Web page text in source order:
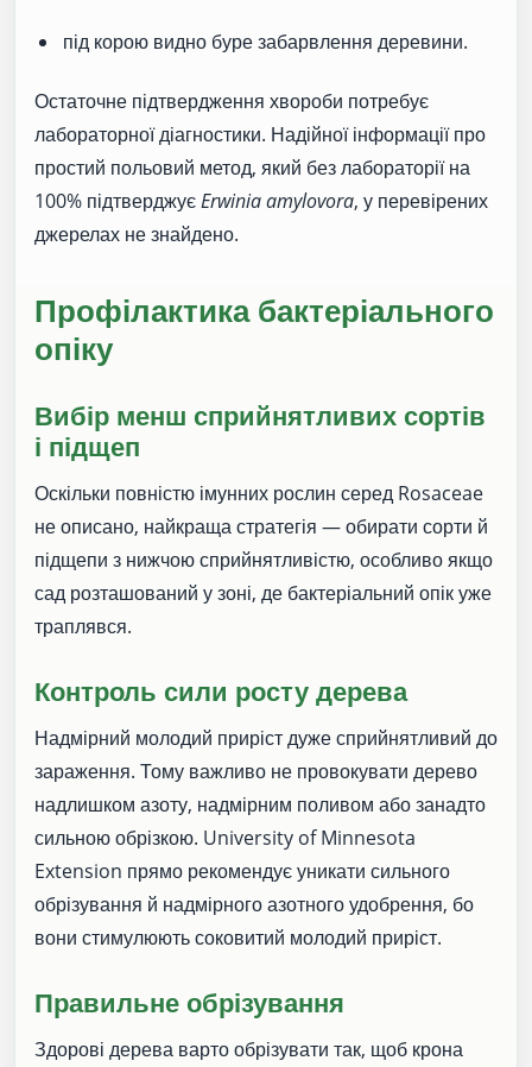
під корою видно буре забарвлення деревини.
Остаточне підтвердження хвороби потребує
лабораторної діагностики. Надійної інформації про
простий польовий метод, який без лабораторії на
100% підтверджуєErwinia amylovora, у перевірених
джерелах не знайдено.
Профілактика бактеріального
опіку
Вибір менш сприйнятливих сортів
і підщеп
Оскільки повністю імунних рослин серед Rosaceae
не описано, найкраща стратегія — обирати сорти й
підщепи з нижчою сприйнятливістю, особливо якщо
сад розташований у зоні, де бактеріальний опік уже
траплявся.
Контроль сили росту дерева
Надмірний молодий приріст дуже сприйнятливий до
зараження. Тому важливо не провокувати дерево
надлишком азоту, надмірним поливом або занадто
сильною обрізкою. University of Minnesota
Extension прямо рекомендує уникати сильного
обрізування й надмірного азотного удобрення, бо
вони стимулюють соковитий молодий приріст.
Правильне обрізування
Здорові дерева варто обрізувати так, щоб крона